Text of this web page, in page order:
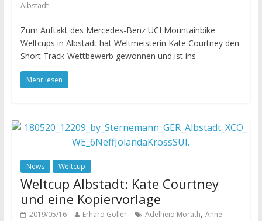
Albstadt
Zum Auftakt des Mercedes-Benz UCI Mountainbike
Weltcups in Albstadt hat Weltmeisterin Kate Courtney den
Short Track-Wettbewerb gewonnen und ist ins
Mehr lesen
News Weltcup
Weltcup Albstadt: Kate Courtney
und eine Kopiervorlage
2019/05/16 Erhard Goller Adelheid Morath, Anne